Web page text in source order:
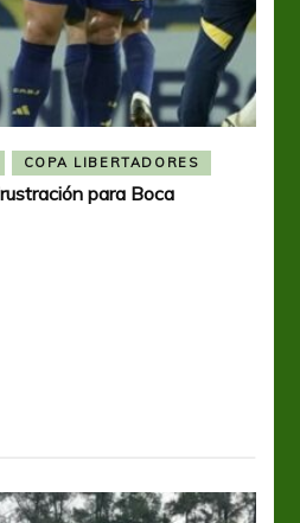
COPA LIBERTADORES
para Boca